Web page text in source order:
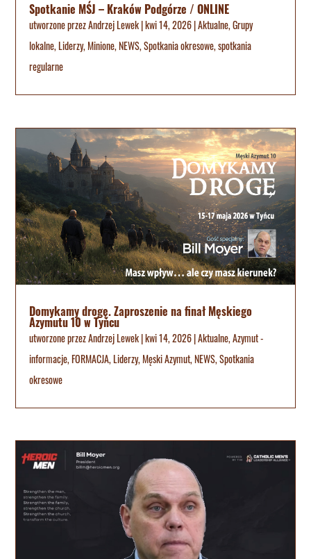
Spotkanie MŚJ – Kraków Podgórze / ONLINE
utworzone przezAndrzej Lewek|kwi 14, 2026|Aktualne,Grupy
lokalne,Liderzy,Minione,NEWS,Spotkania okresowe,spotkania
regularne
Domykamy drogę. Zaproszenie na finał Męskiego
Azymutu 10 w Tyńcu
utworzone przezAndrzej Lewek|kwi 14, 2026|Aktualne,Azymut -
informacje,FORMACJA,Liderzy,Męski Azymut,NEWS,Spotkania
okresowe